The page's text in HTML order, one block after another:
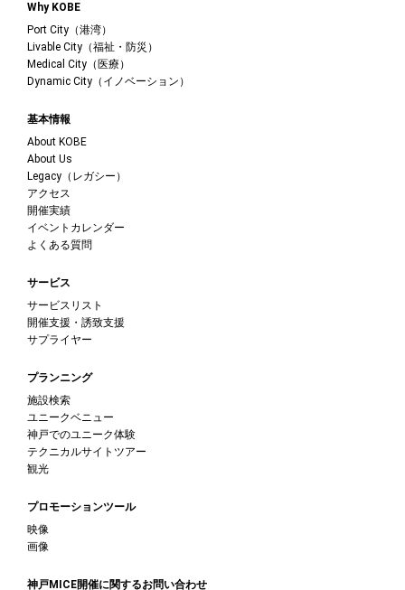
Why KOBE
Port City（港湾）
Livable City（福祉・防災）
Medical City（医療）
Dynamic City（イノベーション）
基本情報
About KOBE
About Us
Legacy（レガシー）
アクセス
開催実績
イベントカレンダー
よくある質問
サービス
サービスリスト
開催支援・誘致支援
サプライヤー
プランニング
施設検索
ユニークベニュー
神戸でのユニーク体験
テクニカルサイトツアー
観光
プロモーションツール
映像
画像
神戸MICE開催に関するお問い合わせ